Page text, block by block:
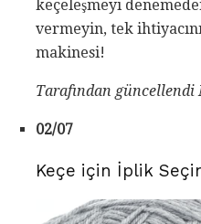
keçeleşmeyi
vermeyin, tek
makinesi!
Tarafından güncellendi
02/07
Keçe için İplik